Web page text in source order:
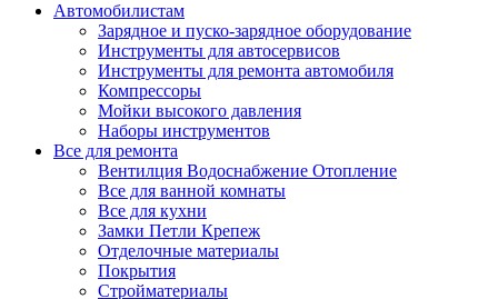
Автомобилистам
Зарядное и пуско-зарядное оборудование
Инструменты для автосервисов
Инструменты для ремонта автомобиля
Компрессоры
Мойки высокого давления
Наборы инструментов
Все для ремонта
Вентилция Водоснабжение Отопление
Все для ванной комнаты
Все для кухни
Замки Петли Крепеж
Отделочные материалы
Покрытия
Стройматериалы